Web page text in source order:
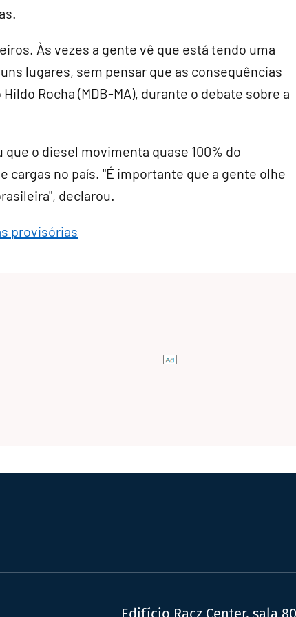
Às vezes a gente vê que está tendo uma
lugares, sem pensar que as consequências
Rocha (MDB-MA), durante o debate sobre a
o diesel movimenta quase 100% do
no país. "É importante que a gente olhe
declarou.
provisórias
Edifício Racz Center, sala